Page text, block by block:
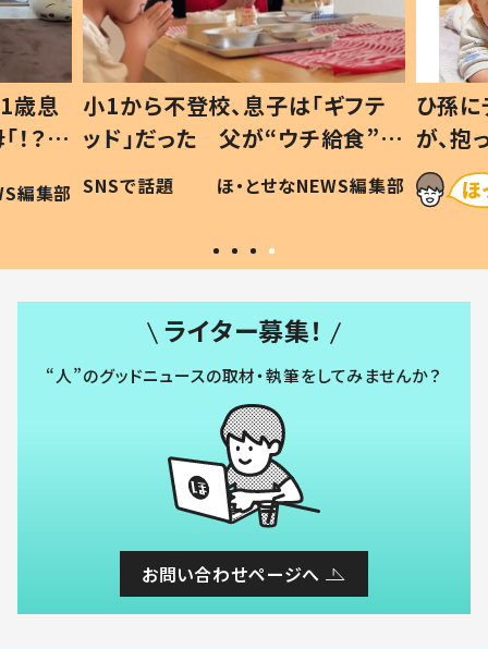
フテ
給食”を
編集部
ひ孫にデレデレな80歳じいじ
が、抱っこすると…ひ孫の反応に
「涙が出ました」「可愛くて仕方な
い」
ほ・とせなNEWS編集部
ライター募集！
“人”のグッドニュースの取材・執筆をしてみませんか？
お問い合わせページへ